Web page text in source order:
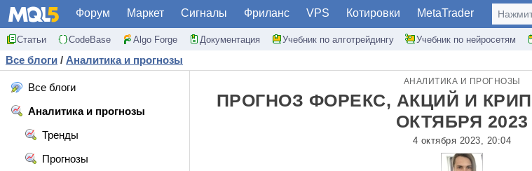
Форум Маркет Сигналы Фриланс VPS Котировки MetaTrader
Статьи CodeBase Algo Forge Документация Учебник по алготрейдингу Учебник по нейросетям
Все блоги / Аналитика и прогнозы
Все блоги
Аналитика и прогнозы
Тренды
Прогнозы
АНАЛИТИКА И ПРОГНОЗЫ
ПРОГНОЗ ФОРЕКС, АКЦИЙ И
ОКТЯБРЯ 2023
4 октября 2023, 20:04